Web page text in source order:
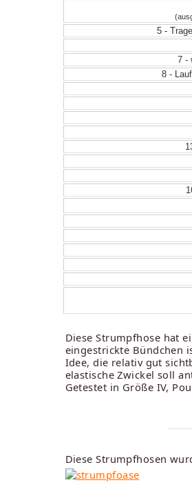
5 -
7 -
8 -
Diese Strumpfhose hat
eingestrickte Bündchen
Idee, die relativ gut
elastische Zwickel soll
Getestet in Größe IV,
Diese Strumpfhosen